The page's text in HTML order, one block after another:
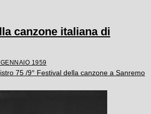
canzone italiana di
1959
75 /9° Festival della canzone a Sanremo